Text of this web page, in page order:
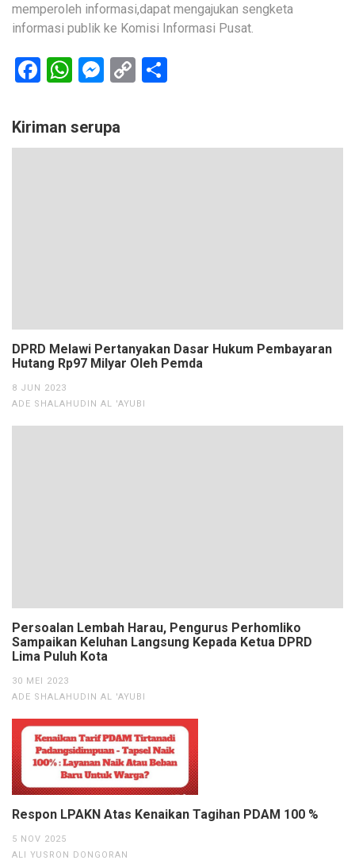
memperoleh informasi,dapat mengajukan sengketa
informasi publik ke Komisi Informasi Pusat.
Facebook
WhatsApp
Messenger
Copy
Kiriman serupa
DPRD Melawi Pertanyakan Dasar Hukum Pembayaran
Hutang Rp97 Milyar Oleh Pemda
8 JUN 2023
ADE SHALAHUDIN AL 'AYUBI
Persoalan Lembah Harau, Pengurus Perhomliko
Sampaikan Keluhan Langsung Kepada Ketua DPRD
Lima Puluh Kota
30 MEI 2023
ADE SHALAHUDIN AL 'AYUBI
Respon LPAKN Atas Kenaikan Tagihan PDAM 100 %
5 NOV 2025
ALI YUSRON DONGORAN